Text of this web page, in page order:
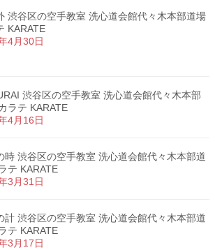
渋谷区の空手教室 洗心道会館代々木本部道場
KARATE
4月30日
渋谷区の空手教室 洗心道会館代々木本部
ラテ KARATE
4月16日
時 渋谷区の空手教室 洗心道会館代々木本部道
テ KARATE
3月31日
計 渋谷区の空手教室 洗心道会館代々木本部道
テ KARATE
3月17日